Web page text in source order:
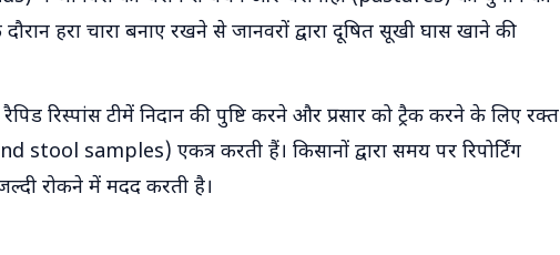
दौरान हरा चारा बनाए रखने से जानवरों द्वारा दूषित सूखी घास खाने की
रैपिड रिस्पांस टीमें निदान की पुष्टि करने और प्रसार को ट्रैक करने के लिए रक्त
samples) एकत्र करती हैं। किसानों द्वारा समय पर रिपोर्टिंग
रोकने में मदद करती है।